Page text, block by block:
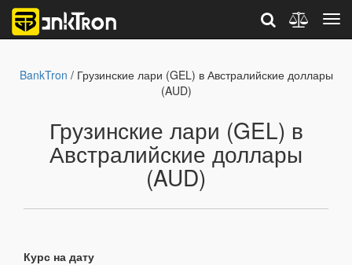
BankTron / Грузинские лари (GEL) в Австралийские доллары
(AUD)
Грузинские лари (GEL) в
Австралийские доллары
(AUD)
Курс на дату